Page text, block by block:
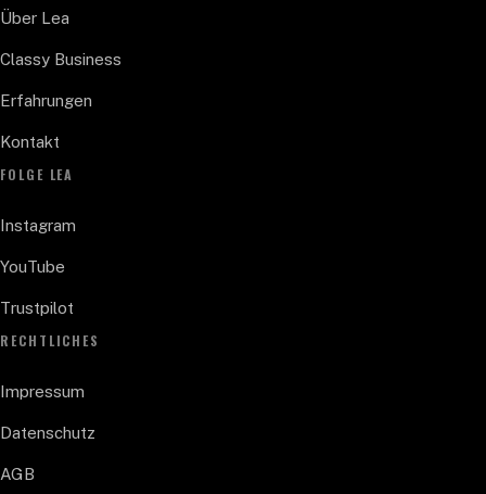
Über Lea
Classy Business
Erfahrungen
Kontakt
FOLGE LEA
Instagram
YouTube
Trustpilot
RECHTLICHES
Impressum
Datenschutz
AGB